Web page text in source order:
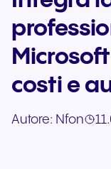
costi e
Autore: Nfon